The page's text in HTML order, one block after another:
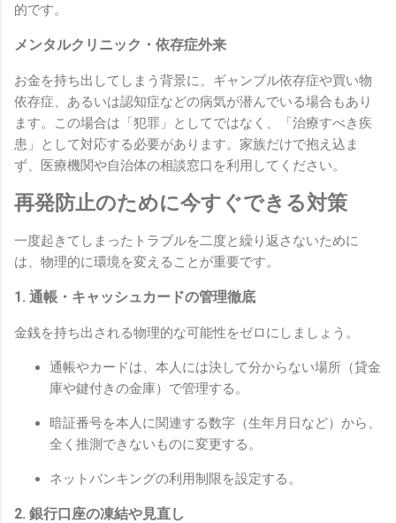
的です。
メンタルクリニック・依存症外来
お金を持ち出してしまう背景に、ギャンブル依存症や買い物
依存症、あるいは認知症などの病気が潜んでいる場合もあり
ます。この場合は「犯罪」としてではなく、「治療すべき疾
患」として対応する必要があります。家族だけで抱え込ま
ず、医療機関や自治体の相談窓口を利用してください。
再発防止のために今すぐできる対策
一度起きてしまったトラブルを二度と繰り返さないために
は、物理的に環境を変えることが重要です。
1. 通帳・キャッシュカードの管理徹底
金銭を持ち出される物理的な可能性をゼロにしましょう。
通帳やカードは、本人には決して分からない場所（貸金
庫や鍵付きの金庫）で管理する。
暗証番号を本人に関連する数字（生年月日など）から、
全く推測できないものに変更する。
ネットバンキングの利用制限を設定する。
2. 銀行口座の凍結や見直し